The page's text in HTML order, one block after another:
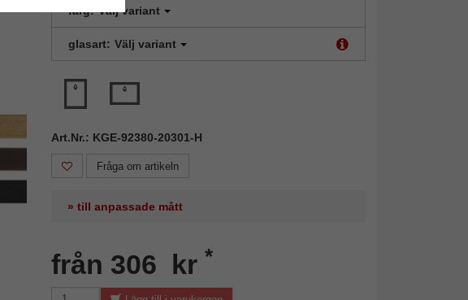
färg: Välj variant
glasart: Välj variant
Art.Nr.: KGE-92380-20301-H
Fråga om artikeln
» till anpassade mått
från 306 kr *